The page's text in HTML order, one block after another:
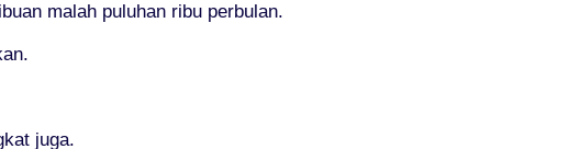
malah puluhan ribu perbulan.
juga.